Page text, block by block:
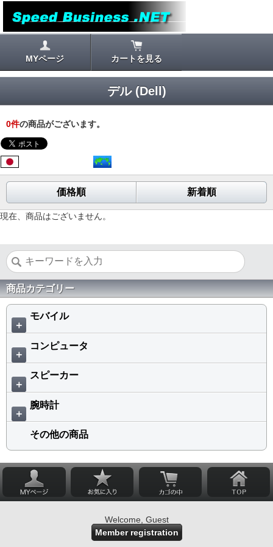
MYページ カートを見る
デル (Dell)
0件の商品がございます。
価格順 新着順
現在、商品はございません。
商品カテゴリー
＋
モバイル
＋
コンピュータ
＋
スピーカー
＋
腕時計
その他の商品
Welcome, Guest
Member registration